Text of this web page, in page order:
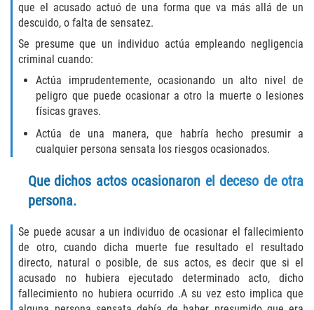
Disuadir a un Testigo
Homicidio
Homicidio Involuntario
Secuestro
Dañar Líneas Telefónicas, Eléctricas o
de Servicios Públicos
Incendio Provocado
que el acusado actuó de una forma que va más allá de un
descuido, o falta de sensatez.
Se presume que un individuo actúa empleando negligencia
criminal cuando:
Actúa imprudentemente, ocasionando un alto nivel de
peligro que puede ocasionar a otro la muerte o lesiones
físicas graves.
Actúa de una manera, que habría hecho presumir a
cualquier persona sensata los riesgos ocasionados.
Que dichos actos ocasionaron el deceso de otra
persona.
Se puede acusar a un individuo de ocasionar el fallecimiento
de otro, cuando dicha muerte fue resultado el resultado
directo, natural o posible, de sus actos, es decir que si el
acusado no hubiera ejecutado determinado acto, dicho
fallecimiento no hubiera ocurrido .A su vez esto implica que